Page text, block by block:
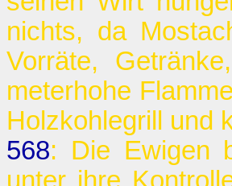
nichts, da
Vorräte,
meterhohe
Holzkohlegrill und
568: Die Ewigen